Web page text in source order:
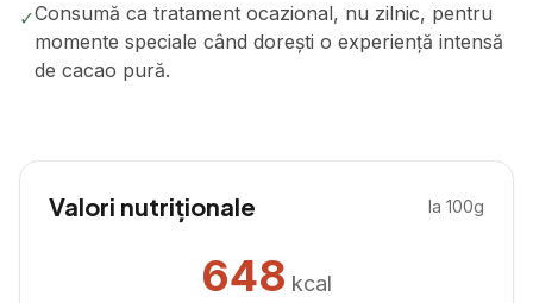
✓Consumă ca tratament ocazional, nu zilnic, pentru
momente speciale când dorești o experiență intensă
de cacao pură.
Valori nutriționale la 100g
648 kcal